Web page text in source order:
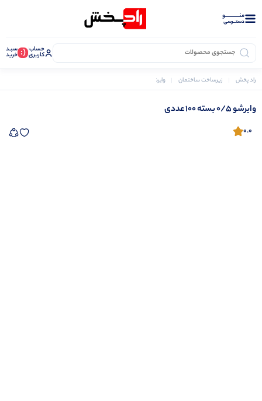
منــــــــــــو
دستــرسی
حساب
کاربری (: سبـد
خرید
راد پخش زیرساخت ساختمان وایرشو و سر سیم ها
وایرشو 0/5 بسته 100 عددی
0.0